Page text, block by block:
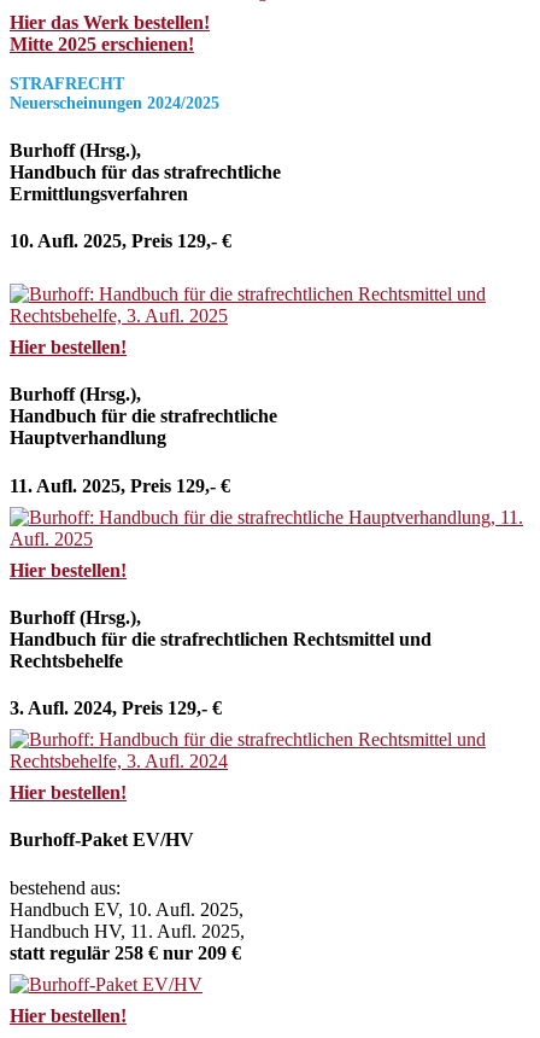
Hier das Werk bestellen!
Mitte 2025 erschienen!
STRAFRECHT
Neuerscheinungen 2024/2025
Burhoff (Hrsg.),
Handbuch für das strafrechtliche
Ermittlungsverfahren
10. Aufl. 2025, Preis 129,- €
Hier bestellen!
Burhoff (Hrsg.),
Handbuch für die strafrechtliche
Hauptverhandlung
11. Aufl. 2025, Preis 129,- €
Hier bestellen!
Burhoff (Hrsg.),
Handbuch für die strafrechtlichen Rechtsmittel und
Rechtsbehelfe
3. Aufl. 2024, Preis 129,- €
Hier bestellen!
Burhoff-Paket EV/HV
bestehend aus:
Handbuch EV, 10. Aufl. 2025,
Handbuch HV, 11. Aufl. 2025,
statt regulär 258 € nur 209 €
Hier bestellen!